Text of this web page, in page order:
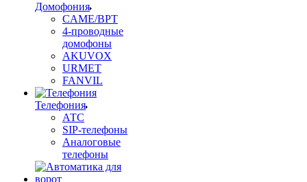
Домофония
CAME/BPT
4-проводные
домофоны
AKUVOX
URMET
FANVIL
Телефония
АТС
SIP-телефоны
Аналоговые
телефоны